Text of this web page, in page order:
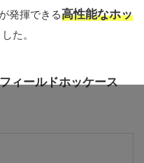
発揮できる高性能なホッ
た。
ィールドホッケース